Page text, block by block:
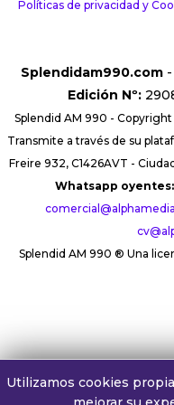
Políticas de privacidad y
Splendidam990.com-
Edición Nº:
Splendid AM 990 -
Transmite a través de su
Freire 932, C1426AVT -
Whatsapp oyentes:
Splendid AM 990 ® Una
Utilizamos cookies